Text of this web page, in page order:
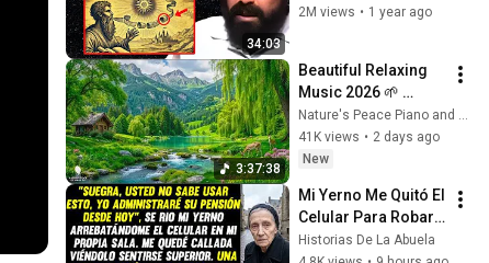
34:03
lo que DESEAS SIN
2M views • 1 year ago
3:37:38
Beautiful Relaxing
Music 2026 🌱
Reduces Stress and
Anxiety, Finds Peace
of Mind
Nature's Peace Piano and Enjoy Peace
41K views • 2 days ago
New
Mi Yerno Me Quitó El
Celular Para Robar
Mi Pensión, Pero
Historias De La Abuela